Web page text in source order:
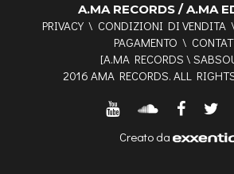
A.MA RECORDS / A.MA
PRIVACY \ CONDIZIONI DI VENDITA \
PAGAMENTO \
[A.MA RECORDS \
2016 AMA RECORDS. ALL
Creato da